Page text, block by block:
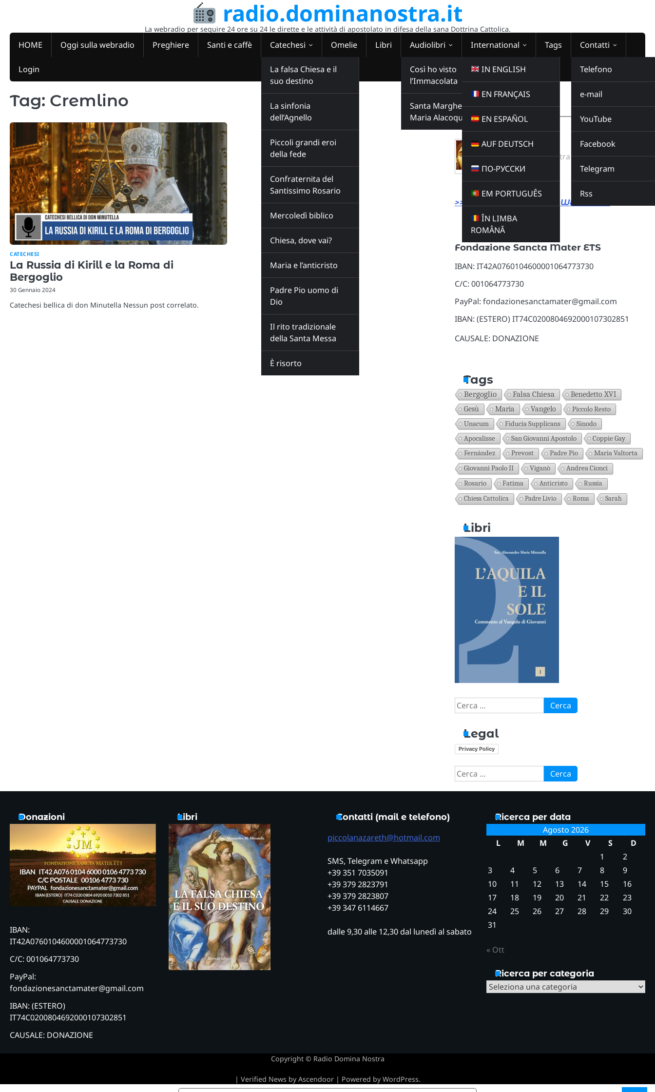
radio.dominanostra.it
La webradio per seguire 24 ore su 24 le dirette e le attività di apostolato in difesa della sana Dottrina Cattolica.
HOME Oggi sulla webradio Preghiere Santi e caffè Catechesi
La falsa Chiesa e il
suo destino
La sinfonia
dell’Agnello
Piccoli grandi eroi
della fede
Confraternita del
Santissimo Rosario
Mercoledì biblico
Chiesa, dove vai?
Maria e l’anticristo
Padre Pio uomo di
Dio
Il rito tradizionale
della Santa Messa
È risorto
Omelie Libri Audiolibri
Così ho visto
l’Immacolata
Santa Margherita
Maria Alacoque
International
IN ENGLISH
EN FRANÇAIS
EN ESPAÑOL
AUF DEUTSCH
ПО-РУССКИ
EM PORTUGUÊS
ÎN LIMBA
ROMÂNĂ
Tags Contatti
Telefono
e-mail
YouTube
Facebook
Telegram
Rss
Login
Tag: Cremlino
CATECHESI
La Russia di Kirill e la Roma di
Bergoglio
30 Gennaio 2024
Catechesi bellica di don Minutella Nessun post correlato.
WEBRADIO
00:00:00
FLOS CARMELI
Radio Domina Nostra
MUSICA
Buy this album
>>> LINK DIRETTO ALLA WEBRADIO
Donazioni
Fondazione Sancta Mater ETS
IBAN: IT42A0760104600001064773730
C/C: 001064773730
PayPal: fondazionesanctamater@gmail.com
IBAN: (ESTERO) IT74C0200804692000107302851
CAUSALE: DONAZIONE
Tags
Bergoglio Falsa Chiesa Benedetto XVI
Gesù Maria Vangelo
Piccolo Resto
Unacum
Fiducia Supplicans
Sinodo
Apocalisse
San Giovanni Apostolo Coppie Gay
Fernández Prevost Padre Pio
Maria Valtorta
Giovanni Paolo II
Viganò
Andrea Cionci
Rosario
Fatima Anticristo
Russia
Chiesa Cattolica
Padre Livio Roma Sarah
Libri
Ricerca
per:
Legal
Privacy Policy
Ricerca
per:
Donazioni
IBAN:
IT42A0760104600001064773730
C/C: 001064773730
PayPal:
fondazionesanctamater@gmail.com
IBAN: (ESTERO)
IT74C0200804692000107302851
CAUSALE: DONAZIONE
Libri
Contatti (mail e telefono)
piccolanazareth@hotmail.com
SMS, Telegram e Whatsapp
+39 351 7035091
+39 379 2823791
+39 379 2823807
+39 347 6114667
dalle 9,30 alle 12,30 dal lunedì al sabato
Ricerca per data
Agosto 2026
L
M M G V S
D
1
2
3
4 5 6 7 8
9
10
11 12 13 14 15
16
17
18 19 20 21 22
23
24
25 26 27 28 29
30
31
« Ott
Ricerca per categoria
Ricerca
Copyright © Radio Domina Nostra
| Verified News by Ascendoor| Powered by WordPress.